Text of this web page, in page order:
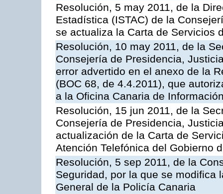
Resolución, 5 may 2011, de la
Estadística (ISTAC) de la
se actualiza la Carta de Servicios
Resolución, 10 may 2011, de la
Consejería de Presidencia,
error advertido en el anexo de la
(BOC 68, de 4.4.2011), que
a la Oficina Canaria de
Resolución, 15 jun 2011, de la
Consejería de Presidencia,
actualización de la Carta de
Atención Telefónica del Gobierno
Resolución, 5 sep 2011, de la
Seguridad, por la que se modifica
General de la Policía Canaria